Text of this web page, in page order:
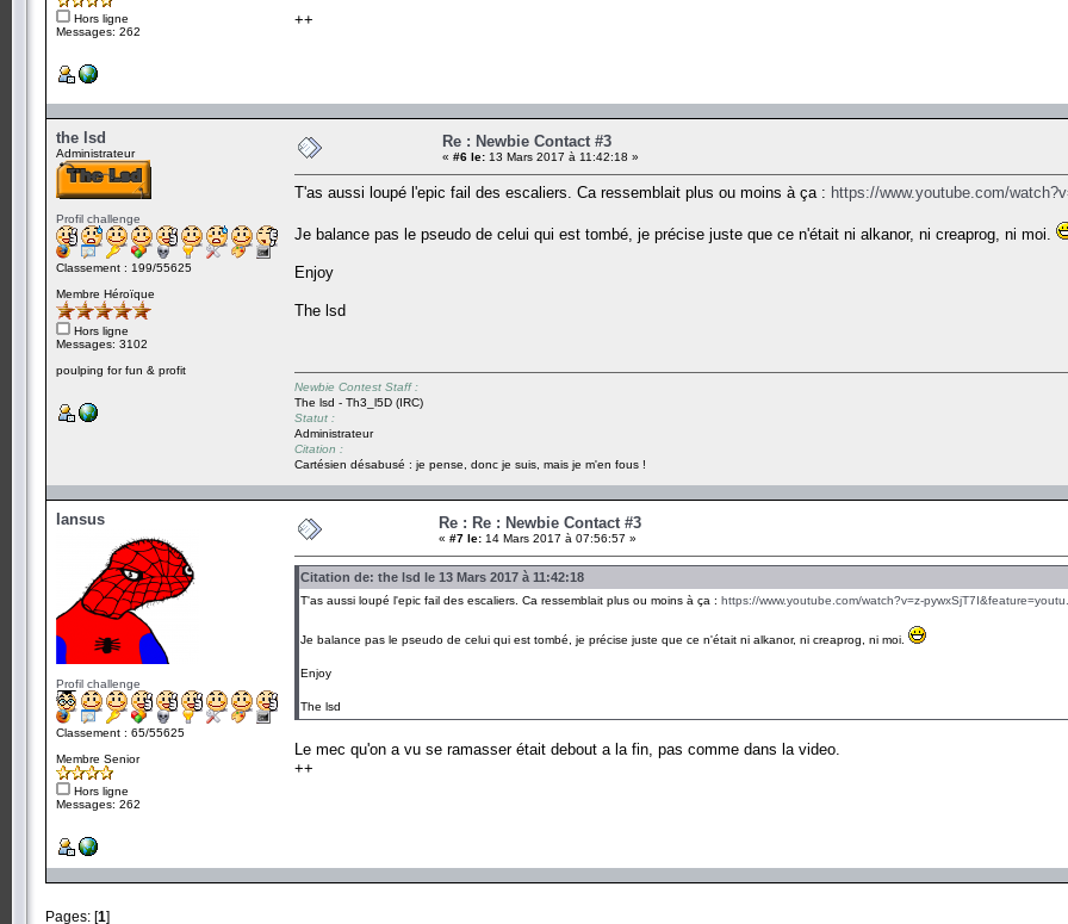
Hors ligne
Messages: 262
++
the lsd
Administrateur
Profil challenge
Classement : 199/55625
Membre Héroïque
Hors ligne
Messages: 3102
poulping for fun & profit
Re : Newbie Contact #3
« #6 le: 13 Mars 2017 à 11:42:18 »
T'as aussi loupé l'epic fail des escaliers. Ca ressemblait plus ou moins à ça : https://www.youtube.com/
Je balance pas le pseudo de celui qui est tombé, je précise juste que ce n'était ni alkanor, ni creaprog, ni moi.
Enjoy
The lsd
Newbie Contest Staff :
The lsd - Th3_l5D (IRC)
Statut :
Administrateur
Citation :
Cartésien désabusé : je pense, donc je suis, mais je m'en fous !
Iansus
Profil challenge
Classement : 65/55625
Membre Senior
Hors ligne
Messages: 262
Re : Re : Newbie Contact #3
« #7 le: 14 Mars 2017 à 07:56:57 »
Citation de: the lsd le 13 Mars 2017 à 11:42:18
T'as aussi loupé l'epic fail des escaliers. Ca ressemblait plus ou moins à ça : https://www.youtube.com/watch?v=z-
Je balance pas le pseudo de celui qui est tombé, je précise juste que ce n'était ni alkanor, ni creaprog, ni moi.
Enjoy
The lsd
Le mec qu'on a vu se ramasser était debout a la fin, pas comme dans la video.
++
Pages: [1]